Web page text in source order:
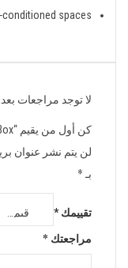
conditioned spaces
لا توجد مراجعات بعد.
كن أول من يقيم “Heart Cone Teal Box”
لن يتم نشر عنوان
بـ*
تقييمك*
مراجعتك *